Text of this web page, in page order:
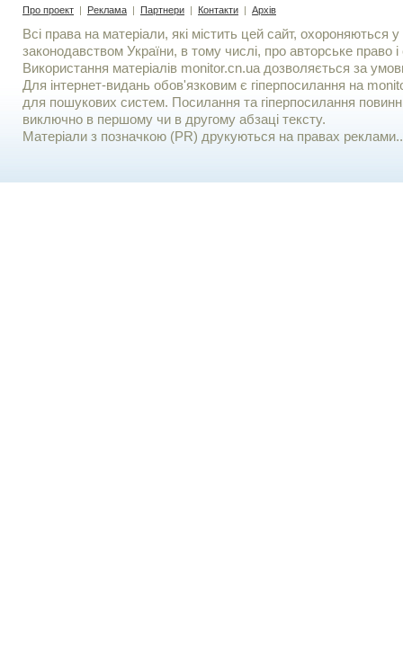
Про проект | Реклама | Партнери | Контакти | Архів
Всі права на матеріали, які містить цей сайт, охороняються у
законодавством України, в тому числі, про авторське право і
Використання матерiалiв monitor.cn.ua дозволяється за
Для iнтернет-видань обов'язковим є гiперпосилання на
для пошукових систем. Посилання та гіперпосилання
виключно в першому чи в другому абзаці тексту.
Матеріали з позначкою (PR) друкуються на правах реклами..